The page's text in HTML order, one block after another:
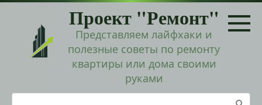
Перейти
Проект "Ремонт"
Представляем лайфхаки и
полезные советы по ремонту
квартиры или дома своими
руками
Поиск: